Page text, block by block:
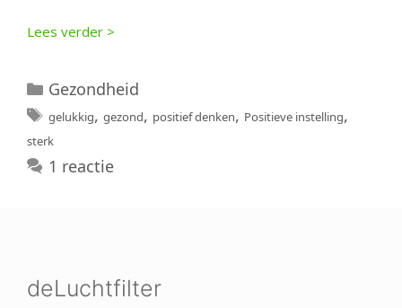
Lees verder >
Categorieën
Gezondheid
Tags
gelukkig, gezond, positief denken, Positieve instelling,
sterk
1 reactie
deLuchtfilter